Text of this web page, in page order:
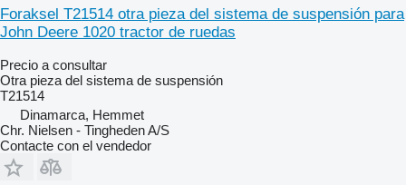
Foraksel T21514 otra pieza del sistema de suspensión para
John Deere 1020 tractor de ruedas
Precio a consultar
Otra pieza del sistema de suspensión
T21514
Dinamarca, Hemmet
Chr. Nielsen - Tingheden A/S
Contacte con el vendedor